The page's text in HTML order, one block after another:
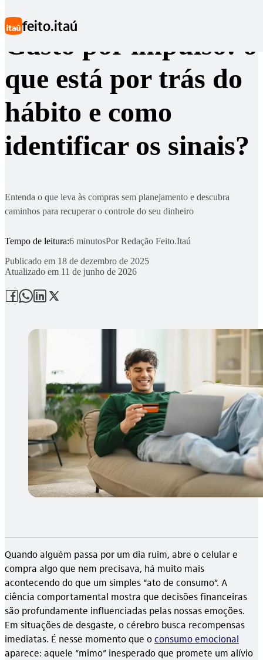
feito.itaú
Gasto por impulso: o
que está por trás do
hábito e como
identificar os sinais?
Entenda o que leva às compras sem planejamento e descubra
caminhos para recuperar o controle do seu dinheiro
Tempo de leitura:6 minutosPorRedação Feito.Itaú
Publicado em 18 de dezembro de 2025
Atualizado em 11 de junho de 2026
Quando alguém passa por um dia ruim, abre o celular e
compra algo que nem precisava, há muito mais
acontecendo do que um simples “ato de consumo”. A
ciência comportamental mostra que decisões financeiras
são profundamente influenciadas pelas nossas emoções.
Em situações de desgaste, o cérebro busca recompensas
imediatas. É nesse momento que oconsumo emocional
aparece: aquele “mimo” inesperado que promete um alívio